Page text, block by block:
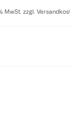
MwSt. zzgl.